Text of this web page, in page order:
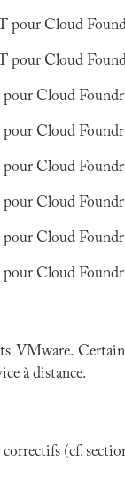
pour Cloud
pour Cloud
pour Cloud
Cloud
pour Cloud
pour Cloud
Cloud
pour Cloud
VMware.
à distance.
(cf.